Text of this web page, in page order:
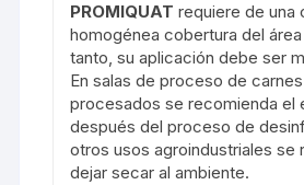
PROMIQUAT requiere de una
homogénea cobertura del
tanto, su aplicación debe ser
En salas de proceso de
procesados se recomienda el
después del proceso de
otros usos agroindustriales se
dejar secar al ambiente.